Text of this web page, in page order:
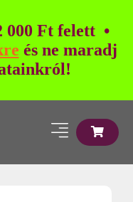
000 Ft felett •
és ne maradj